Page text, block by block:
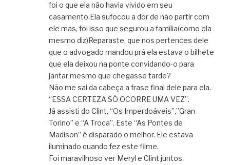
foi o que ela não havia vivido em seu
casamento.Ela sufocou a dor de não partir com
ele mas, foi isso que segurou a família(como ela
mesmo diz)Reparaste, que nos pertences dele
que o advogado mandou prá ela estava o bilhete
que ela deixou na ponte convidando-o para
jantar mesmo que chegasse tarde?
Não me sai da cabeça a frase final dele para ela.
“ESSA CERTEZA SÓ OCORRE UMA VEZ”.
Já assisti do Clint, “Os Imperdoáveis”,”Gran
Torino” e “A Troca”. Este “As Pontes de
Madison” é disparado o melhor. Ele estava
iluminado quando fez este filme.
Foi maravilhoso ver Meryl e Clint juntos.